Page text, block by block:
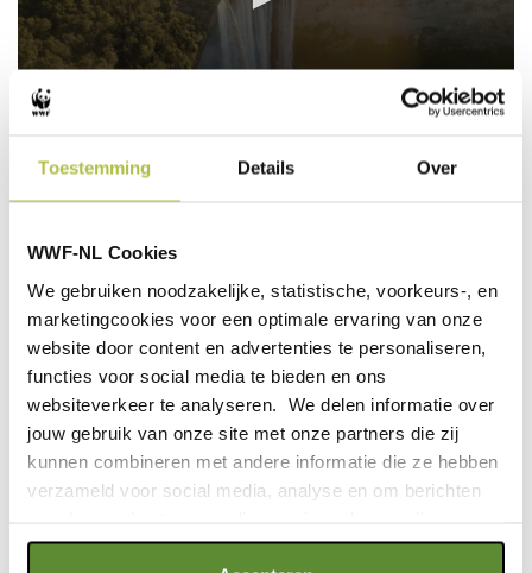
Toestemming Details Over
WWF-NL Cookies
We gebruiken noodzakelijke, statistische, voorkeurs-, en
marketingcookies voor een optimale ervaring van onze
website door content en advertenties te personaliseren,
functies voor social media te bieden en ons
websiteverkeer te analyseren. We delen informatie over
jouw gebruik van onze site met onze partners die zij
kunnen combineren met andere informatie die ze hebben
verzameld voor social media, analyse en om berichten
seconds
2
seconds
Bekijk alle overige jaarverslagen
WWF-NL Jaarverslag 2023-2024
Download:WWF-NL Jaarverslag 2023-2024
WWF-NL Jaarverslag 2022-2023
Download: WWF-NL Jaarverslag 2022-2023
WWF-NL Jaarverslag 2021-2022
Download:WWF-NL Jaarverslag 2021-2022